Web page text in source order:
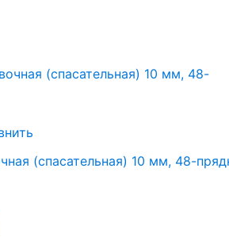
(спасательная) 10 мм, 48-